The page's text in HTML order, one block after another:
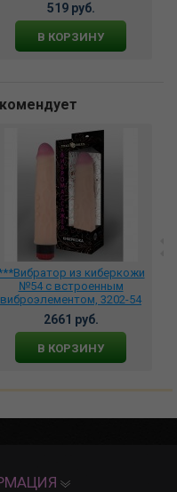
519 руб.
В КОРЗИНУ
из киберкожи
№54 с встроенным
виброэлементом, 3202-54
2661 руб.
В КОРЗИНУ